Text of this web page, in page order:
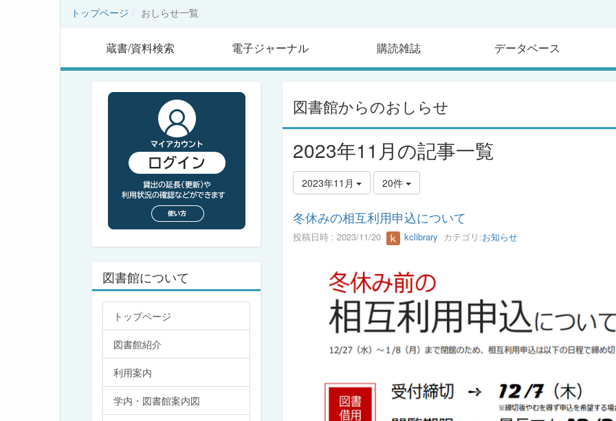
トップページ おしらせ一覧
蔵書/資料検索 電子ジャーナル 購読雑誌 データベース
図書館からのおしらせ
2023年11月の記事一覧
2023年11月 20件
冬休みの相互利用申込について
投稿日時 : 2023/11/20 kclibrary カテゴリ:お知らせ
図書館について
トップページ
図書館紹介
利用案内
学内・図書館案内図